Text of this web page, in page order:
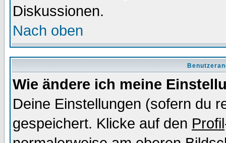
Diskussionen.
Nach oben
Wie ändere ich meine
Deine Einstellungen (sofern du
gespeichert. Klicke auf den Profil